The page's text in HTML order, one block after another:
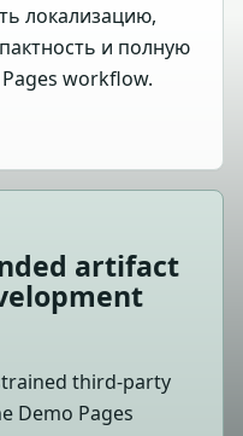
локализацию,
и полную
workflow.
artifact
third-party
Demo Pages